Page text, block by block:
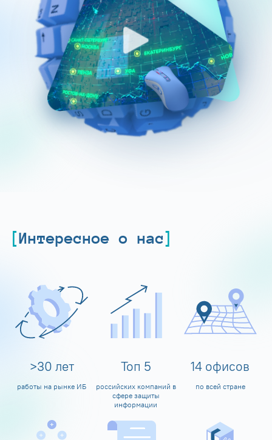
Интересное о нас
>30 лет
работы на рынке ИБ
Топ 5
российских компаний в
сфере защиты
информации
14 офисов
по всей стране